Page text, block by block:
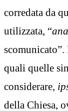
corredata da
utilizzata, “
quali quelle
considerare,
della Chiesa,